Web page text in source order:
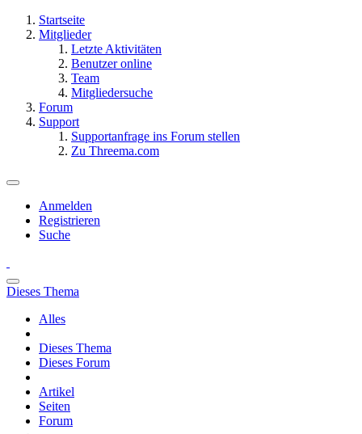
Startseite
Mitglieder
Letzte Aktivitäten
Benutzer online
Team
Mitgliedersuche
Forum
Support
Supportanfrage ins Forum stellen
Zu Threema.com
Anmelden
Registrieren
Suche
Dieses Thema
Alles
Dieses Thema
Dieses Forum
Artikel
Seiten
Forum